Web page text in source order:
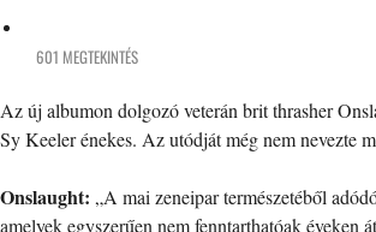
601 MEGTEKINTÉS
Az új albumon dolgozó veterán brit thrasher
Sy Keeler énekes. Az utódját még nem nevezte
Onslaught: „A mai zeneipar természetéből
amelyek egyszerűen nem fenntarthatóak éveken